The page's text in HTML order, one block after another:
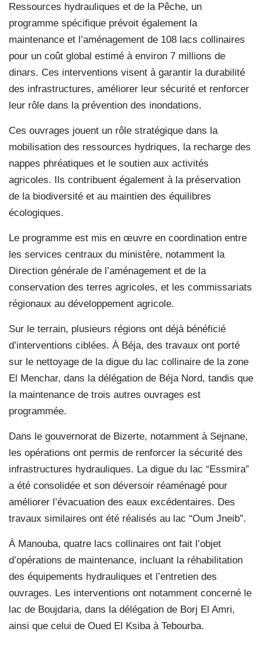
Ressources hydrauliques et de la Pêche, un
programme spécifique prévoit également la
maintenance et l’aménagement de 108 lacs collinaires
pour un coût global estimé à environ 7 millions de
dinars. Ces interventions visent à garantir la durabilité
des infrastructures, améliorer leur sécurité et renforcer
leur rôle dans la prévention des inondations.
Ces ouvrages jouent un rôle stratégique dans la
mobilisation des ressources hydriques, la recharge des
nappes phréatiques et le soutien aux activités
agricoles. Ils contribuent également à la préservation
de la biodiversité et au maintien des équilibres
écologiques.
Le programme est mis en œuvre en coordination entre
les services centraux du ministère, notamment la
Direction générale de l’aménagement et de la
conservation des terres agricoles, et les commissariats
régionaux au développement agricole.
Sur le terrain, plusieurs régions ont déjà bénéficié
d’interventions ciblées. À Béja, des travaux ont porté
sur le nettoyage de la digue du lac collinaire de la zone
El Menchar, dans la délégation de Béja Nord, tandis que
la maintenance de trois autres ouvrages est
programmée.
Dans le gouvernorat de Bizerte, notamment à Sejnane,
les opérations ont permis de renforcer la sécurité des
infrastructures hydrauliques. La digue du lac “Essmira”
a été consolidée et son déversoir réaménagé pour
améliorer l’évacuation des eaux excédentaires. Des
travaux similaires ont été réalisés au lac “Oum Jneib”.
À Manouba, quatre lacs collinaires ont fait l’objet
d’opérations de maintenance, incluant la réhabilitation
des équipements hydrauliques et l’entretien des
ouvrages. Les interventions ont notamment concerné le
lac de Boujdaria, dans la délégation de Borj El Amri,
ainsi que celui de Oued El Ksiba à Tebourba.